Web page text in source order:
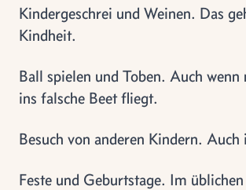
Kindergeschrei und Weinen. Das
Kindheit.
Ball spielen und Toben. Auch wenn
ins falsche Beet fliegt.
Besuch von anderen Kindern. Auch
Feste und Geburtstage. Im